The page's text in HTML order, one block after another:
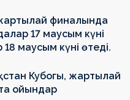
финалында
17 маусым күні
18 маусым күні өтеді.
Кубогы, жартылай
ойындар